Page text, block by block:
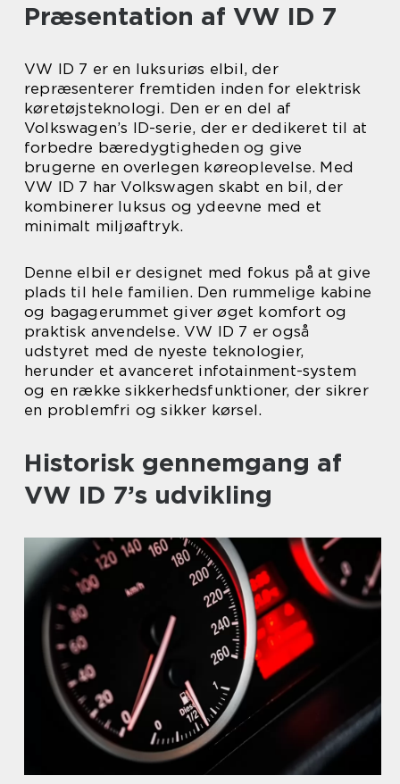
Præsentation af VW ID 7
VW ID 7 er en luksuriøs elbil, der
repræsenterer fremtiden inden for elektrisk
køretøjsteknologi. Den er en del af
Volkswagen’s ID-serie, der er dedikeret til at
forbedre bæredygtigheden og give
brugerne en overlegen køreoplevelse. Med
VW ID 7 har Volkswagen skabt en bil, der
kombinerer luksus og ydeevne med et
minimalt miljøaftryk.
Denne elbil er designet med fokus på at give
plads til hele familien. Den rummelige kabine
og bagagerummet giver øget komfort og
praktisk anvendelse. VW ID 7 er også
udstyret med de nyeste teknologier,
herunder et avanceret infotainment-system
og en række sikkerhedsfunktioner, der sikrer
en problemfri og sikker kørsel.
Historisk gennemgang af
VW ID 7’s udvikling